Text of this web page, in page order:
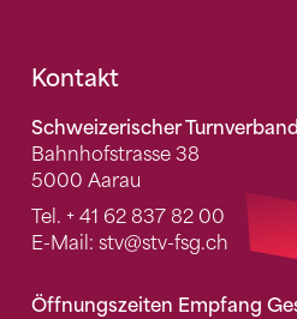
Fusszeile
Kontakt
Schweizerischer Turnverband
Bahnhofstrasse 38
5000 Aarau
Tel. + 41 62 837 82 00
E-Mail: stv@stv-fsg.ch
Öffnungszeiten Empfang